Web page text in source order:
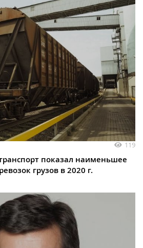
119
показал наименьшее
грузов в 2020 г.